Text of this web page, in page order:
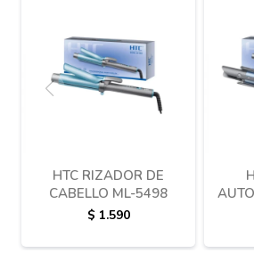
HTC RIZADOR DE
CABELLO ML-5498
$ 1.590